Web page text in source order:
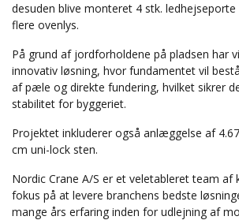
desuden blive monteret 4 stk.
flere ovenlys.
På grund af jordforholdene på pladsen har
innovativ løsning, hvor fundamentet vil
af pæle og direkte fundering, hvilket sikrer
stabilitet for byggeriet.
Projektet inkluderer også anlæggelse af
cm uni-lock sten.
Nordic Crane A/S er et veletableret team af
fokus på at levere branchens bedste
mange års erfaring inden for udlejning af